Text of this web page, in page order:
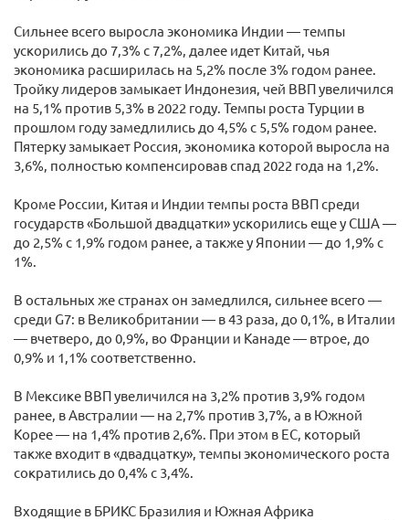
Сильнее всего выросла экономика Индии — темпы
ускорились до 7,3% с 7,2%, далее идет Китай, чья
экономика расширилась на 5,2% после 3% годом ранее.
Тройку лидеров замыкает Индонезия, чей ВВП увеличился
на 5,1% против 5,3% в 2022 году. Темпы роста Турции в
прошлом году замедлились до 4,5% с 5,5% годом ранее.
Пятерку замыкает Россия, экономика которой выросла на
3,6%, полностью компенсировав спад 2022 года на 1,2%.
Кроме России, Китая и Индии темпы роста ВВП среди
государств «Большой двадцатки» ускорились еще у США —
до 2,5% с 1,9% годом ранее, а также у Японии — до 1,9% с
1%.
В остальных же странах он замедлился, сильнее всего —
среди G7: в Великобритании — в 43 раза, до 0,1%, в Италии
— вчетверо, до 0,9%, во Франции и Канаде — втрое, до
0,9% и 1,1% соответственно.
В Мексике ВВП увеличился на 3,2% против 3,9% годом
ранее, в Австралии — на 2,7% против 3,7%, а в Южной
Корее — на 1,4% против 2,6%. При этом в ЕС, который
также входит в «двадцатку», темпы экономического роста
сократились до 0,4% с 3,4%.
Входящие в БРИКС Бразилия и Южная Африка